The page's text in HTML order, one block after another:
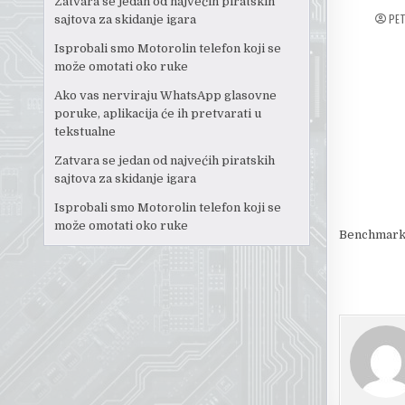
sajtova za skidanje igara
Isprobali smo Motorolin telefon koji se
može omotati oko ruke
Ako vas nerviraju WhatsApp glasovne
poruke, aplikacija će ih pretvarati u
tekstualne
Zatvara se jedan od najvećih piratskih
sajtova za skidanje igara
Isprobali smo Motorolin telefon koji se
može omotati oko ruke